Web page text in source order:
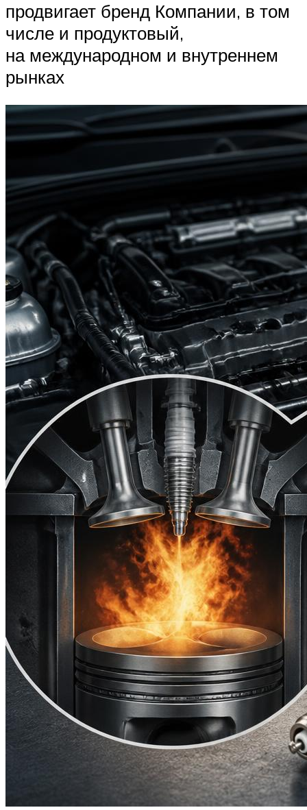
продвигает бренд Компании, в том
числе и продуктовый,
на международном и внутреннем
рынках